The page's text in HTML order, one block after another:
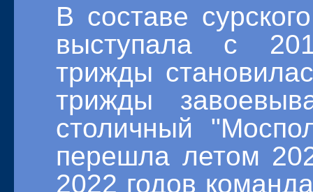
В составе
выступала с
трижды
трижды
столичный
перешла летом
2022 годов